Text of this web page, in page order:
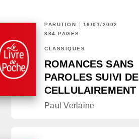
PARUTION : 16/01/2002
384 PAGES
CLASSIQUES
ROMANCES SANS
PAROLES SUIVI DE
CELLULAIREMENT
Paul Verlaine